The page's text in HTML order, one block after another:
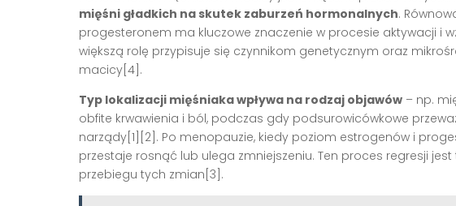
mięśni gładkich na skutek zaburzeń hormonalnych.
progesteronem ma kluczowe znaczenie w procesie aktywacji i
większą rolę przypisuje się czynnikom genetycznym oraz
macicy[4].
Typ lokalizacji mięśniaka wpływa na rodzaj objawów – np.
obfite krwawienia i ból, podczas gdy podsurowicówkowe
narządy[1][2]. Po menopauzie, kiedy poziom estrogenów i
przestaje rosnąć lub ulega zmniejszeniu. Ten proces regresji
przebiegu tych zmian[3].